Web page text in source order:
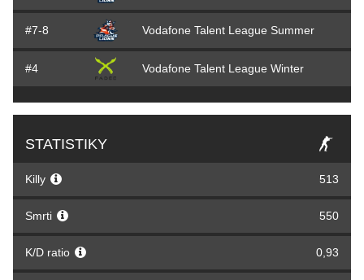
#7-8 Vodafone Talent League Summer
#4 Vodafone Talent League Winter
STATISTIKY
Killy 513
Smrti 550
K/D ratio 0,93